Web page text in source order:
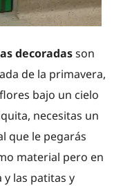
decoradasson
de la primavera,
bajo un cielo
necesitas un
que le pegarás
material pero en
y las patitas y